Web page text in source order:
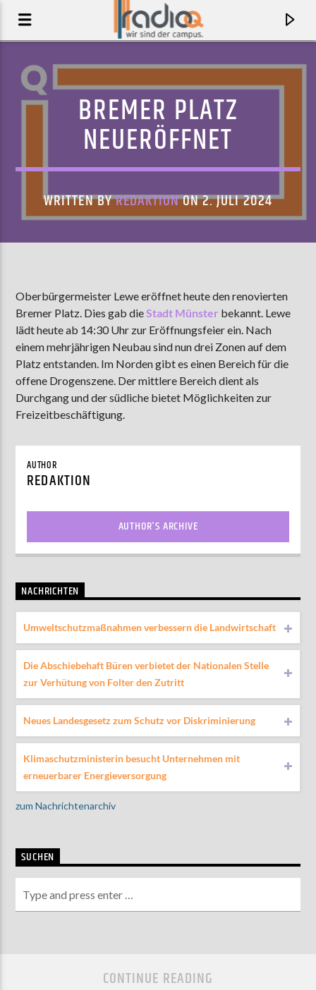
BENGALO (FEAT. OG LU)
DONNA SAVAGE
AKTUELLE SENDUNG
MOEBIUS
00:00 09:00
ZU HÖREN IN
BREMER PLATZ
NEUERÖFFNET
WRITTEN BYREDAKTIONON 2. JULI 2024
Oberbürgermeister Lewe eröffnet heute den renovierten
Bremer Platz. Dies gab dieStadt Münster bekannt. Lewe
lädt heute ab 14:30 Uhr zur Eröffnungsfeier ein. Nach
einem mehrjährigen Neubau sind nun drei Zonen auf dem
Platz entstanden. Im Norden gibt es einen Bereich für die
offene Drogenszene. Der mittlere Bereich dient als
Durchgang und der südliche bietet Möglichkeiten zur
Freizeitbeschäftigung.
AUTHOR
REDAKTION
AUTHOR'S ARCHIVE
NACHRICHTEN
Umweltschutzmaßnahmen verbessern die Landwirtschaft
Die Abschiebehaft Büren verbietet der Nationalen Stelle
zur Verhütung von Folter den Zutritt
Neues Landesgesetz zum Schutz vor Diskriminierung
Klimaschutzministerin besucht Unternehmen mit
erneuerbarer Energieversorgung
zum Nachrichtenarchiv
SUCHEN
CONTINUE READING